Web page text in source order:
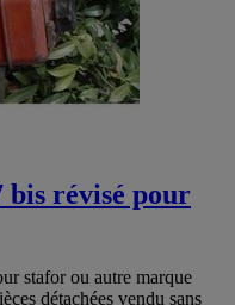
révisé pour
stafor ou autre marque
détachées vendu sans